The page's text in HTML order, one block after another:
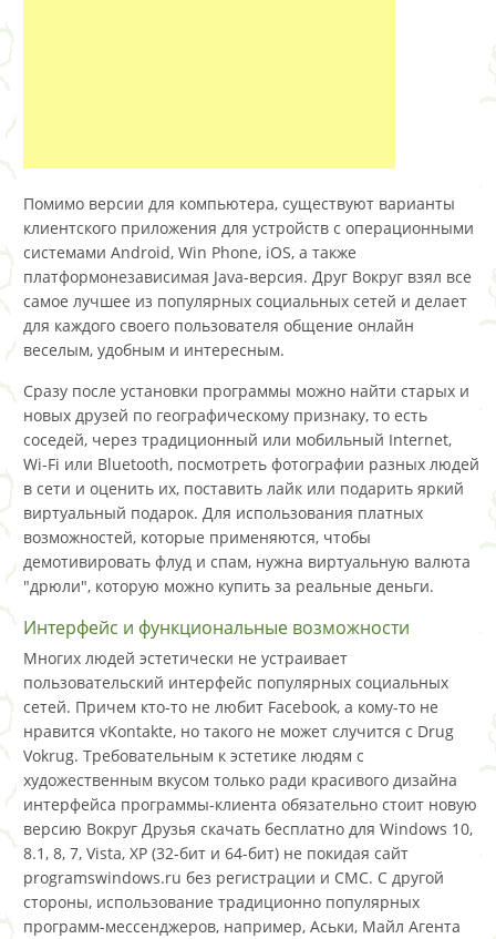
Помимо версии для компьютера, существуют варианты
клиентского приложения для устройств с операционными
системами Android, Win Phone, iOS, а также
платформонезависимая Java-версия. Друг Вокруг взял все
самое лучшее из популярных социальных сетей и делает
для каждого своего пользователя общение онлайн
веселым, удобным и интересным.
Сразу после установки программы можно найти старых и
новых друзей по географическому признаку, то есть
соседей, через традиционный или мобильный Internet,
Wi-Fi или Bluetooth, посмотреть фотографии разных людей
в сети и оценить их, поставить лайк или подарить яркий
виртуальный подарок. Для использования платных
возможностей, которые применяются, чтобы
демотивировать флуд и спам, нужна виртуальную валюта
"дрюли", которую можно купить за реальные деньги.
Интерфейс и функциональные возможности
Многих людей эстетически не устраивает
пользовательский интерфейс популярных социальных
сетей. Причем кто-то не любит Facebook, а кому-то не
нравится vKontakte, но такого не может случится с Drug
Vokrug. Требовательным к эстетике людям с
художественным вкусом только ради красивого дизайна
интерфейса программы-клиента обязательно стоит новую
версию Вокруг Друзья скачать бесплатно для Windows 10,
8.1, 8, 7, Vista, XP (32-бит и 64-бит) не покидая сайт
programswindows.ru без регистрации и СМС. С другой
стороны, использование традиционно популярных
программ-мессенджеров, например, Аськи, Майл Агента